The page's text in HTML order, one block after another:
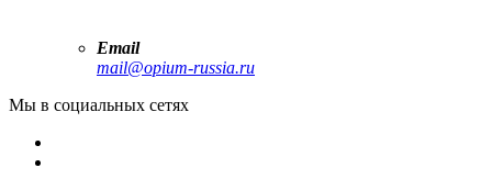
Email
mail@opium-russia.ru
Мы в социальных сетях